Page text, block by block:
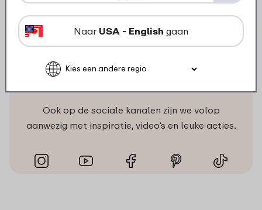
Ook op de sociale kanalen zijn we volop
aanwezig met inspiratie, video’s en leuke acties.
Naar USA - English gaan